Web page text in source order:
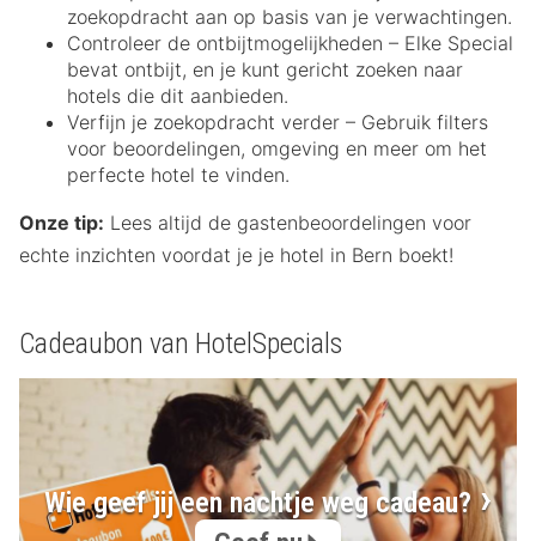
zoekopdracht aan op basis van je verwachtingen.
Controleer de ontbijtmogelijkheden – Elke Special
bevat ontbijt, en je kunt gericht zoeken naar
hotels die dit aanbieden.
Verfijn je zoekopdracht verder – Gebruik filters
voor beoordelingen, omgeving en meer om het
perfecte hotel te vinden.
Onze tip: Lees altijd de gastenbeoordelingen voor
echte inzichten voordat je je hotel in Bern boekt!
Cadeaubon van HotelSpecials
Wie geef jij een nachtje weg cadeau?